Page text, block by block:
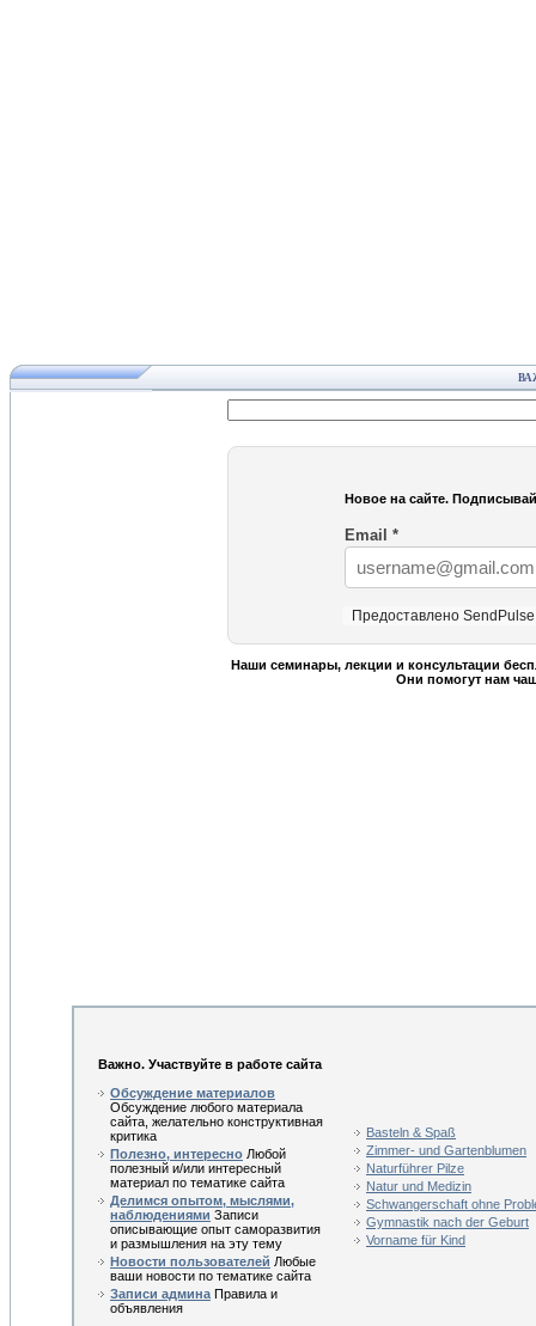
Новое на сайте.
Email *
Предоставлено SendPulse
Наши семинары, лекции и консультации
Они помогут нам
Важно. Участвуйте в работе сайта
Обсуждение материалов
Обсуждение любого материала
сайта, желательно конструктивная
критика
Полезно, интересно Любой
полезный и/или интересный
материал по тематике сайта
Делимся опытом, мыслями,
наблюдениями Записи
описывающие опыт саморазвития
и размышления на эту тему
Новости пользователей Любые
ваши новости по тематике сайта
Записи админа Правила и
объявления
Basteln & Spaß
Zimmer- und Gartenblumen
Naturführer Pilze
Natur und Medizin
Schwangerschaft ohne
Gymnastik nach der Geburt
Vorname für Kind